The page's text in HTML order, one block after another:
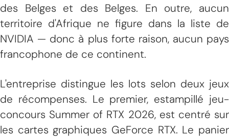
des Belges et des Belges. En outre, aucun
territoire d'Afrique ne figure dans la liste de
NVIDIA — donc à plus forte raison, aucun pays
francophone de ce continent.
L'entreprise distingue les lots selon deux jeux
de récompenses. Le premier, estampillé jeu-
concours Summer of RTX 2026, est centré sur
les cartes graphiques GeForce RTX. Le panier